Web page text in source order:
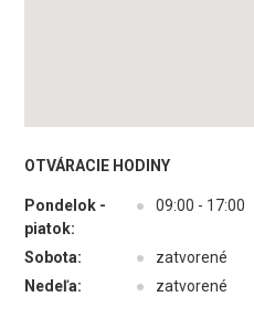
OTVÁRACIE HODINY
Pondelok -
piatok:
● 09:00 - 17:00
Sobota: ●
zatvorené
Nedeľa:
● zatvorené